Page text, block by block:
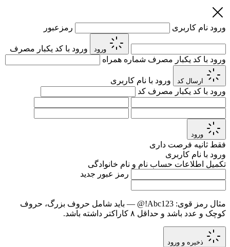
ورود نام کاربری رمزعبور
ورود
ورود با کد یکبار مصرف
ورود با کد یکبار مصرف شماره همراه
ارسال کد
ورود با نام کاربری
ورود با کد یکبار مصرف کد
ورود
فقط ثانیه فرصت داری
ورود با نام کاربری
تکمیل اطلاعات حساب نام و نام خانوادگی
رمز عبور جدید
مثال رمز قوی: Abc123!@
— باید شامل حروف بزرگ، حروف
کوچک و عدد باشد و حداقل ۸ کاراکتر داشته باشد.
ذخیره و ورود